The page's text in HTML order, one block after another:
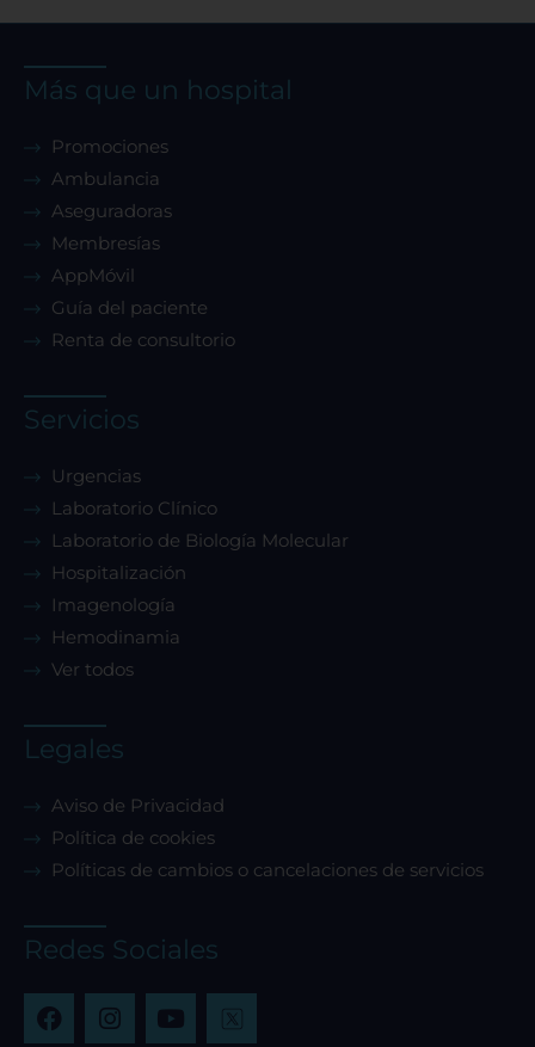
Más que un hospital
Promociones
Ambulancia
Aseguradoras
Membresías
AppMóvil
Guía del paciente
Renta de consultorio
Servicios
Urgencias
Laboratorio Clínico
Laboratorio de Biología Molecular
Hospitalización
Imagenología
Hemodinamia
Ver todos
Legales
Aviso de Privacidad
Política de cookies
Políticas de cambios o cancelaciones de servicios
Redes Sociales
F
a
I
n
Y
o